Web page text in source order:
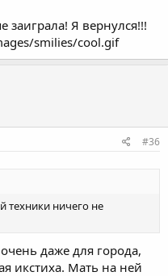
заиграла! Я вернулся!!!
smilies/cool.gif
#36
техники ничего не
даже для города,
икстиха. Мать на ней